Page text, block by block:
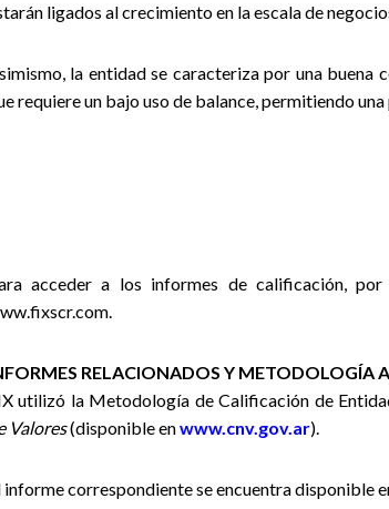
ligados al crecimiento en la escala de
la entidad se caracteriza por una
requiere un bajo uso de balance, permitiendo
acceder a los informes de calificación,
RELACIONADOS Y METODOLOGÍA
utilizó la Metodología de Calificación de
Valores(disponible enwww.cnv.gov.ar).
informe correspondiente se encuentra disponible